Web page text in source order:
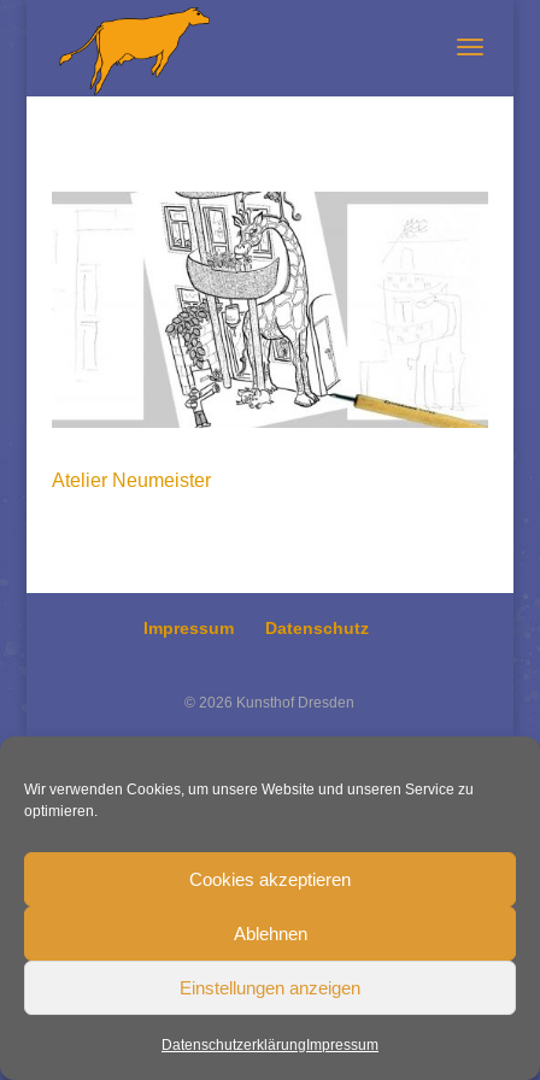
Wir verwenden Cookies, um unsere Website und unseren Service zu
optimieren.
Cookies akzeptieren
Ablehnen
Einstellungen anzeigen
Datenschutzerklärung Impressum
Atelier Neumeister
Impressum Datenschutz
© 2026 Kunsthof Dresden